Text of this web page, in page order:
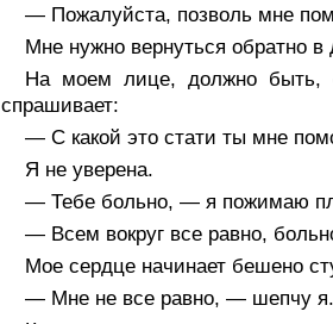
— Пожалуйста, позволь мне
Мне нужно вернуться обратно
На моем лице, должно быть,
спрашивает:
— С какой это стати ты мне
Я не уверена.
— Тебе больно, — я пожимаю
— Всем вокруг все равно,
Мое сердце начинает бешено
— Мне не все равно, — шепчу я.